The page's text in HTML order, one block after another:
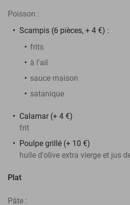
Poisson :
Scampis (6 pièces, + 4 €) :
frits
à l'ail
sauce maison
satanique
Calamar (+ 4 €)
frit
Poulpe grillé (+ 10 €)
huile d'olive extra vierge et jus
Plat
Pâte :